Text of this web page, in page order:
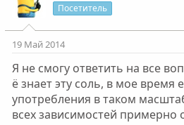
т
н
ы
й
Посетитель
19 Май 2014
Я не смогу ответить на все
ё знает эту соль, в мое время
употребления в таком
всех зависимостей примерно